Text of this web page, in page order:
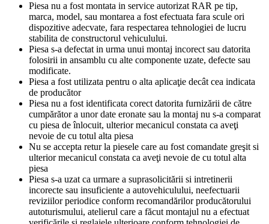
Piesa nu a fost montata in service autorizat RAR pe tip,
marca, model, sau montarea a fost efectuata fara scule ori
dispozitive adecvate, fara respectarea tehnologiei de lucru
stabilita de constructorul vehiculului.
Piesa s-a defectat in urma unui montaj incorect sau datorita
folosirii in ansamblu cu alte componente uzate, defecte sau
modificate.
Piesa a fost utilizata pentru o alta aplicaţie decât cea indicata
de producător
Piesa nu a fost identificata corect datorita furnizării de către
cumpărător a unor date eronate sau la montaj nu s-a comparat
cu piesa de înlocuit, ulterior mecanicul constata ca aveţi
nevoie de cu totul alta piesa
Nu se accepta retur la piesele care au fost comandate greşit si
ulterior mecanicul constata ca aveţi nevoie de cu totul alta
piesa
Piesa s-a uzat ca urmare a suprasolicitării si intretinerii
incorecte sau insuficiente a autovehiculului, neefectuarii
reviziilor periodice conform recomandărilor producătorului
autoturismului, atelierul care a făcut montajul nu a efectuat